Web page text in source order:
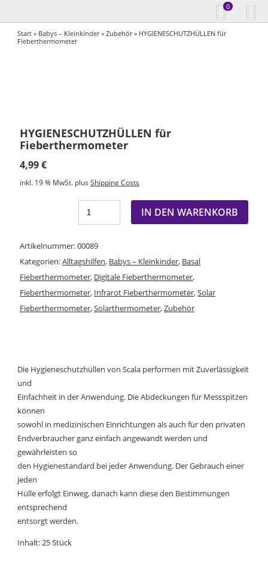
0
Start » Babys – Kleinkinder»Zubehör» HYGIENESCHUTZHÜLLEN für
Fieberthermometer
HYGIENESCHUTZHÜLLEN für
Fieberthermometer
4,99€
inkl. 19 % MwSt. plusShipping Costs
IN DEN WARENKORB
Artikelnummer:00089
Kategorien:Alltagshilfen, Babys – Kleinkinder, Basal
Fieberthermometer, Digitale Fieberthermometer,
Fieberthermometer, Infrarot Fieberthermometer,Solar
Fieberthermometer,Solarthermometer,Zubehör
Die Hygieneschutzhüllen von Scala performen mit Zuverlässigkeit
und
Einfachheit in der Anwendung. Die Abdeckungen für Messspitzen
können
sowohl in medizinischen Einrichtungen als auch für den privaten
Endverbraucher ganz einfach angewandt werden und
gewährleisten so
den Hygienestandard bei jeder Anwendung. Der Gebrauch einer
jeden
Hülle erfolgt Einweg, danach kann diese den Bestimmungen
entsprechend
entsorgt werden.
Inhalt: 25 Stück